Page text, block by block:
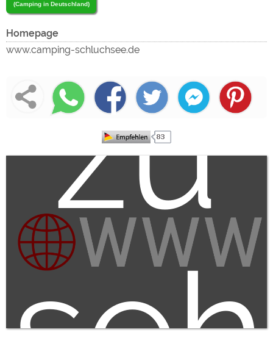
(Camping in Deutschland)
Homepage
www.camping-schluchsee.de
zu